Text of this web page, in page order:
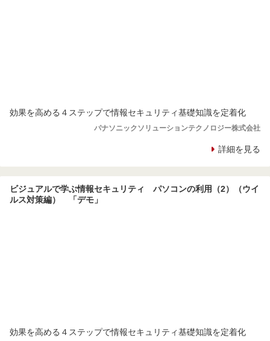
効果を高める４ステップで情報セキュリティ基礎知識を定着化
パナソニックソリューションテクノロジー株式会社
詳細を見る
ビジュアルで学ぶ情報セキュリティ パソコンの利用（2）（ウイ
ルス対策編） 「デモ」
効果を高める４ステップで情報セキュリティ基礎知識を定着化